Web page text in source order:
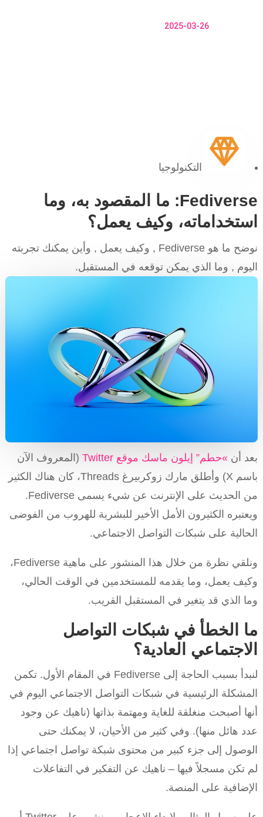
2025-03-26
التكنولوجيا
Fediverse: ما المقصود به، وما
استخداماته، وكيف يعمل؟
نوضح ما هو Fediverse , وكيف يعمل , وأين يمكنك تجربته
اليوم , وما الذي يمكن توقعه في المستقبل.
بعد أن »حطم” إيلون ماسك موقع Twitter
(المعروف الآن
باسم X) وأطلق مارك زوكربيرغ Threads، كان هناك الكثير
من الحديث على الإنترنت عن شيء يسمى Fediverse.
ويعتبره الكثيرون الأمل الأخير للبشرية للهروب من الفوضى
الحالية على شبكات التواصل الاجتماعي.
ونلقي نظرة من خلال هذا المنشور على ماهية Fediverse،
وكيف يعمل، وما يقدمه للمستخدمين في الوقت الحالي،
وما الذي قد يتغير في المستقبل القريب.
ما الخطأ في شبكات التواصل
الاجتماعي العادية؟
لنبدأ بسبب الحاجة إلى Fediverse في المقام الأول. تكمن
المشكلة الرئيسية في شبكات التواصل الاجتماعي اليوم في
أنها أصبحت منغلقة للغاية ومهتمة بذاتها (ناهيك عن وجود
عدد هائل منها). وفي كثير من الأحيان، لا يمكنك حتى
الوصول إلى جزء كبير من محتوى شبكة تواصل اجتماعي إذا
لم تكن مسجلاً فيها – ناهيك عن التفكير في التفاعلات
الإضافية على المنصة.